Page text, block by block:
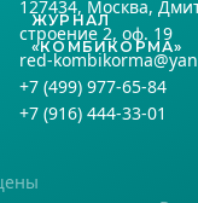
ЖУРНАЛ
«КОМБИКОРМА»
127434, Москва,
строение 2, оф. 19
red-
+7 (499) 977-65-84
+7 (916) 444-33-01